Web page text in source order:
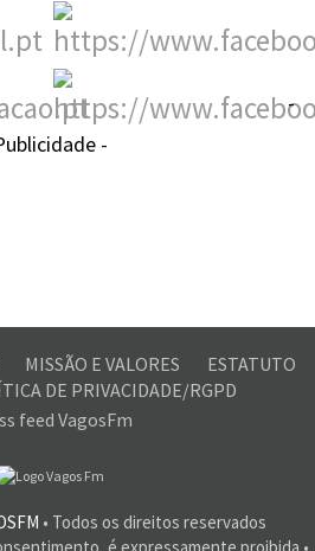
-
-
MISSÃO E VALORES
ESTATUTO
DE PRIVACIDADE/RGPD
• Todos os direitos reservados